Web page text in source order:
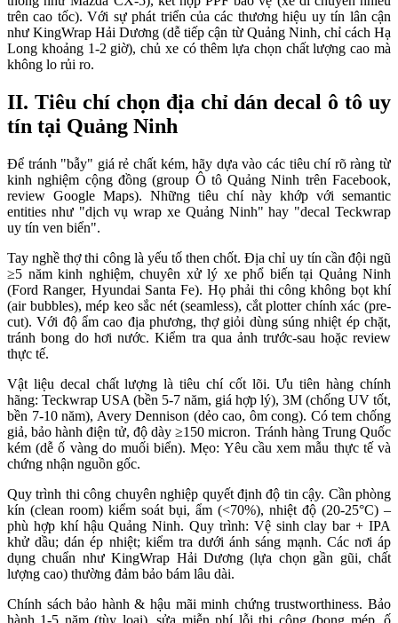
trên cao tốc). Với sự phát triển của các thương hiệu uy tín lân cận
như KingWrap Hải Dương (dễ tiếp cận từ Quảng Ninh, chỉ cách Hạ
Long khoảng 1-2 giờ), chủ xe có thêm lựa chọn chất lượng cao mà
không lo rủi ro.
II. Tiêu chí chọn địa chỉ dán decal ô tô uy
tín tại Quảng Ninh
Để tránh "bẫy" giá rẻ chất kém, hãy dựa vào các tiêu chí rõ ràng từ
kinh nghiệm cộng đồng (group Ô tô Quảng Ninh trên Facebook,
review Google Maps). Những tiêu chí này khớp với semantic
entities như "dịch vụ wrap xe Quảng Ninh" hay "decal Teckwrap
uy tín ven biển".
Tay nghề thợ thi công là yếu tố then chốt. Địa chỉ uy tín cần đội ngũ
≥5 năm kinh nghiệm, chuyên xử lý xe phổ biến tại Quảng Ninh
(Ford Ranger, Hyundai Santa Fe). Họ phải thi công không bọt khí
(air bubbles), mép keo sắc nét (seamless), cắt plotter chính xác (pre-
cut). Với độ ẩm cao địa phương, thợ giỏi dùng súng nhiệt ép chặt,
tránh bong do hơi nước. Kiểm tra qua ảnh trước-sau hoặc review
thực tế.
Vật liệu decal chất lượng là tiêu chí cốt lõi. Ưu tiên hàng chính
hãng: Teckwrap USA (bền 5-7 năm, giá hợp lý), 3M (chống UV tốt,
bền 7-10 năm), Avery Dennison (dẻo cao, ôm cong). Có tem chống
giả, bảo hành điện tử, độ dày ≥150 micron. Tránh hàng Trung Quốc
kém (dễ ố vàng do muối biển). Mẹo: Yêu cầu xem mẫu thực tế và
chứng nhận nguồn gốc.
Quy trình thi công chuyên nghiệp quyết định độ tin cậy. Cần phòng
kín (clean room) kiểm soát bụi, ẩm (<70%), nhiệt độ (20-25°C) –
phù hợp khí hậu Quảng Ninh. Quy trình: Vệ sinh clay bar + IPA
khử dầu; dán ép nhiệt; kiểm tra dưới ánh sáng mạnh. Các nơi áp
dụng chuẩn như KingWrap Hải Dương (lựa chọn gần gũi, chất
lượng cao) thường đảm bảo bám lâu dài.
Chính sách bảo hành & hậu mãi minh chứng trustworthiness. Bảo
hành 1-5 năm (tùy loại), sửa miễn phí lỗi thi công (bong mép, ố